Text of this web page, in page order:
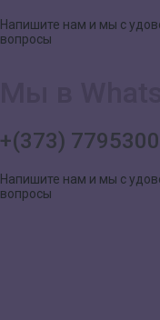
Напишите нам и мы с
вопросы
+(373)
Напишите нам и мы с
вопросы